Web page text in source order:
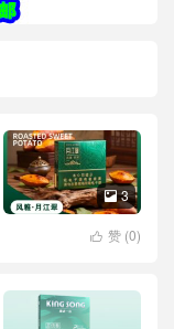
 3
 赞 (0)